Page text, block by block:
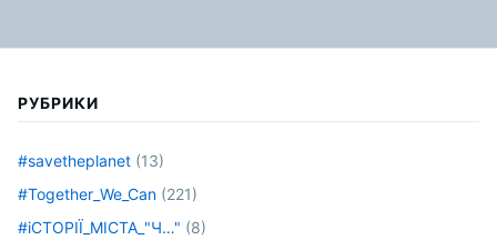
РУБРИКИ
#savetheplanet (13)
#Together_We_Can (221)
#іСТОРІЇ_МІСТА_"Ч…" (8)